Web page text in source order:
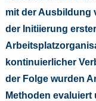
mit der Ausbildung
der Initiierung
kontinuierlicher
der Folge wurden
Methoden